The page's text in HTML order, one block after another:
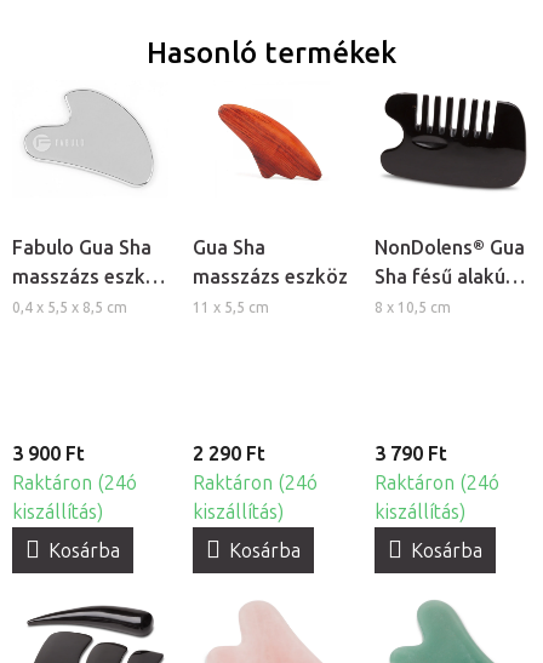
Hasonló termékek
Fabulo Gua Sha
masszázs eszköz
- Rozsdamentes
0,4 x 5,5 x 8,5 cm
3 900 Ft
Raktáron (24ó
kiszállítás)
Kosárba
Gua Sha
masszázs eszköz
11 x 5,5 cm
2 290 Ft
Raktáron (24ó
kiszállítás)
Kosárba
NonDolens® Gua
Sha fésű alakú
masszázs eszköz
8 x 10,5 cm
3 790 Ft
Raktáron (24ó
kiszállítás)
Kosárba